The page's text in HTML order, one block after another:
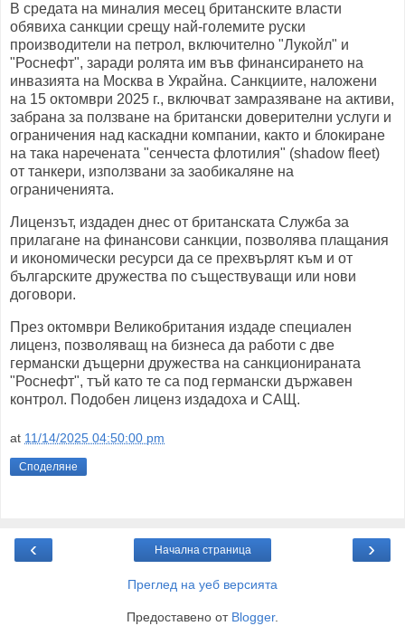
В средата на миналия месец британските власти
обявиха санкции срещу най-големите руски
производители на петрол, включително "Лукойл" и
"Роснефт", заради ролята им във финансирането на
инвазията на Москва в Украйна. Санкциите, наложени
на 15 октомври 2025 г., включват замразяване на активи,
забрана за ползване на британски доверителни услуги и
ограничения над каскадни компании, както и блокиране
на така наречената "сенчеста флотилия" (shadow fleet)
от танкери, използвани за заобикаляне на
ограниченията.
Лицензът, издаден днес от британската Служба за
прилагане на финансови санкции, позволява плащания
и икономически ресурси да се прехвърлят към и от
българските дружества по съществуващи или нови
договори.
През октомври Великобритания издаде специален
лиценз, позволяващ на бизнеса да работи с две
германски дъщерни дружества на санкционираната
"Роснефт", тъй като те са под германски държавен
контрол. Подобен лиценз издадоха и САЩ.
at 11/14/2025 04:50:00 pm
Споделяне
‹ ›
Начална страница
Преглед на уеб версията
Предоставено от Blogger.